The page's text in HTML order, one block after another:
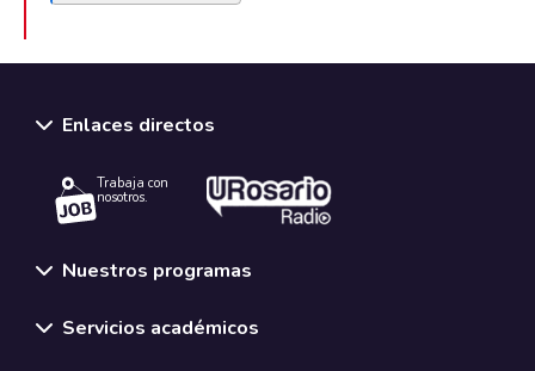
Enlaces directos
Trabaja con
nosotros.
Nuestros programas
Servicios académicos